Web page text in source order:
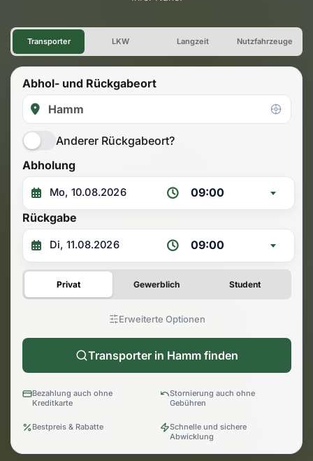
Transporter Vermietung
Transporter LKW Langzeit Nutzfahrzeuge
Abhol- und Rückgabeort
Anderer Rückgabeort?
Abholung
09:00
Rückgabe
09:00
Privat Gewerblich Student
Erweiterte Optionen
Transporter in Hamm finden
Bezahlung auch ohne
Kreditkarte
Stornierung auch ohne
Gebühren
Bestpreis & Rabatte
Schnelle und sichere
Abwicklung